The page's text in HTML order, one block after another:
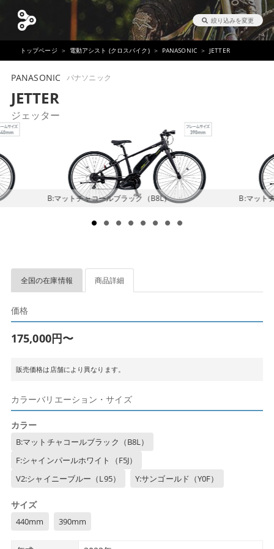
絞り込みを変更
トップページ 電動アシスト (クロスバイク) PANASONIC JETTER
B:マットチャコールブラック（B8L） B:マット
PANASONIC パナソニック
JETTER
ジェッター
全国の在庫情報 商品詳細
価格
175,000円〜
販売価格は店舗により異なります。
カラーバリエーション・サイズ
カラー
B:マットチャコールブラック（B8L）
F:シャインパールホワイト（F5J）
V2:シャイニーブルー（L95）
Y:サンゴールド（Y0F）
サイズ
440mm 390mm